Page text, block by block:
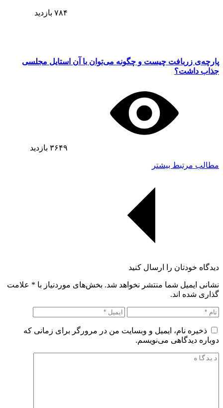
۷۸۴ بازدید
پارچه‌ی زربافت چیست و چگونه می‌توان با آن استایل مجلسی
جذاب داشت؟
۳۶۴۹ بازدید
مطالب مرتبط بیشتر
دیدگاه خودتان را ارسال کنید
نشانی ایمیل شما منتشر نخواهد شد. بخش‌های موردنیاز با * علامت
گذاری شده اند.
ذخیره نام، ایمیل و وبسایت من در مرورگر برای زمانی که
دوباره دیدگاهی می‌نویسم.